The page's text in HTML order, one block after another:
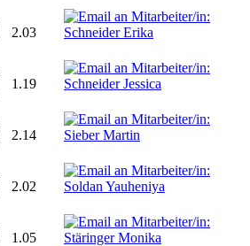
2.03
1.19
2.14
2.02
1.05